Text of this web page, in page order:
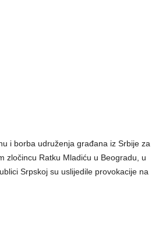
i borba udruženja građana iz Srbije za
zločincu Ratku Mladiću u Beogradu, u
Srpskoj su uslijedile provokacije na